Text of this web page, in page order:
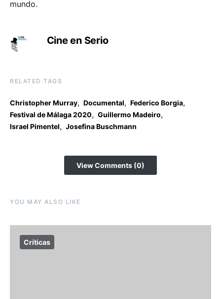
mundo.
Cine en Serio
RELATED TAGS
Christopher Murray, Documental, Federico Borgia,
Festival de Málaga 2020, Guillermo Madeiro,
Israel Pimentel, Josefina Buschmann
View Comments (0)
YOU MAY ALSO LIKE
Críticas